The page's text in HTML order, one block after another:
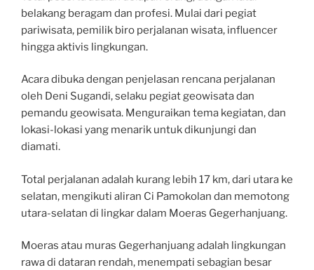
belakang beragam dan profesi. Mulai dari pegiat
pariwisata, pemilik biro perjalanan wisata, influencer
hingga aktivis lingkungan.
Acara dibuka dengan penjelasan rencana perjalanan
oleh Deni Sugandi, selaku pegiat geowisata dan
pemandu geowisata. Menguraikan tema kegiatan, dan
lokasi-lokasi yang menarik untuk dikunjungi dan
diamati.
Total perjalanan adalah kurang lebih 17 km, dari utara ke
selatan, mengikuti aliran Ci Pamokolan dan memotong
utara-selatan di lingkar dalam Moeras Gegerhanjuang.
Moeras atau muras Gegerhanjuang adalah lingkungan
rawa di dataran rendah, menempati sebagian besar